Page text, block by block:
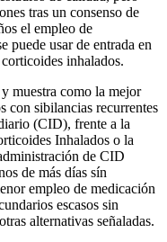
tras un consenso de
el empleo de
puede usar de entrada en
inhalados.
muestra como la mejor
con sibilancias recurrentes
(CID), frente a la
Inhalados o la
de CID
de más días sín
empleo de medicación
escasos sin
alternativas señaladas.